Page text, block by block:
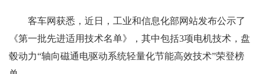
客车网获悉，近日，工业和信息化部网站发布公示了
《第一批先进适用技术名单》，其中包括3项电机技术，盘
毂动力“轴向磁通电驱动系统轻量化节能高效技术”荣登榜